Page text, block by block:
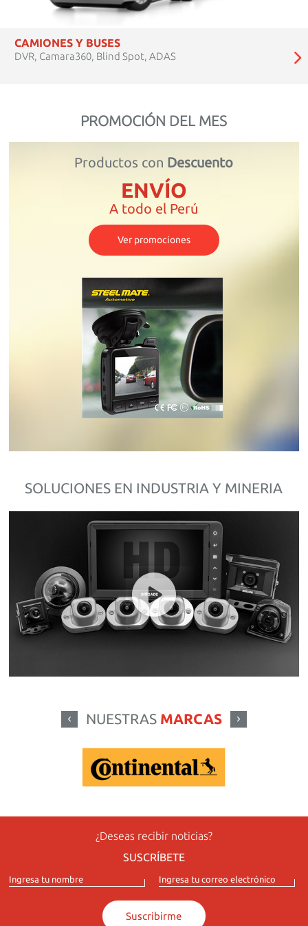
CAMIONES Y BUSES
DVR, Camara360, Blind Spot, ADAS
PROMOCIÓN DEL MES
Productos con Descuento
ENVÍO
A todo el Perú
Ver promociones
SOLUCIONES EN INDUSTRIA Y MINERIA
NUESTRAS MARCAS
¿Deseas recibir noticias?
SUSCRÍBETE
Suscribirme